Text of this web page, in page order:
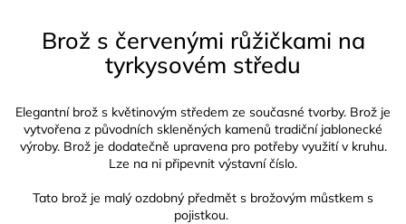
Brož s červenými růžičkami na
tyrkysovém středu
Elegantní brož s květinovým středem ze současné tvorby. Brož je
vytvořena z původních skleněných kamenů tradiční jablonecké
výroby. Brož je dodatečně upravena pro potřeby využití v kruhu.
Lze na ni připevnit výstavní číslo.
Tato brož je malý ozdobný předmět s brožovým můstkem s
pojistkou.